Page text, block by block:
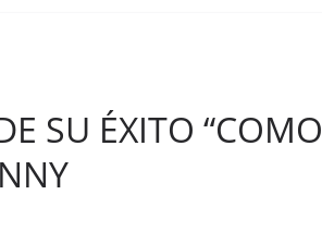
SU ÉXITO “COMO